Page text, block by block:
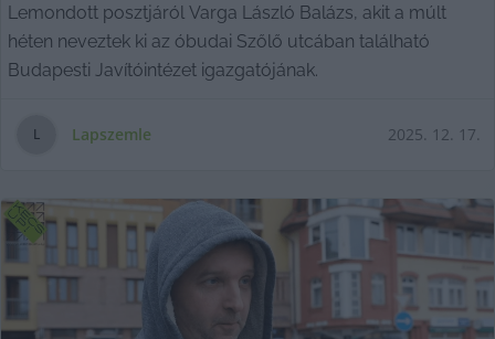
Lemondott posztjáról Varga László Balázs, akit a múlt
héten neveztek ki az óbudai Szőlő utcában található
Budapesti Javítóintézet igazgatójának.
L Lapszemle 2025. 12. 17.